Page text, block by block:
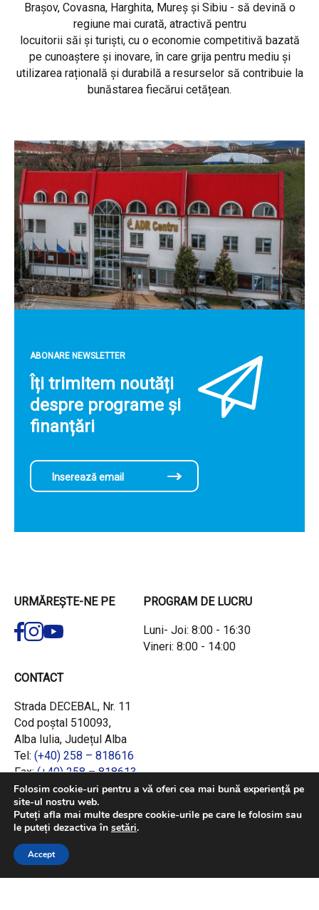
Brașov, Covasna, Harghita, Mureș și Sibiu - să devină o
regiune mai curată, atractivă pentru
locuitorii săi și turiști, cu o economie competitivă bazată
pe cunoaștere și inovare, în care grija pentru mediu și
utilizarea rațională și durabilă a resurselor să contribuie la
bunăstarea fiecărui cetățean.
ABONARE NEWSLETTER
Îți trimitem noutăți
despre programe și
finanțări
URMĂREȘTE-NE PE PROGRAM DE LUCRU
Luni- Joi: 8:00 - 16:30
Vineri: 8:00 - 14:00
CONTACT
Strada DECEBAL, Nr. 11
Cod poștal 510093,
Alba Iulia, Județul Alba
Tel: (+40) 258 – 818616
Fax:(+40) 258 – 818613
Email:office@adrcentru.ro
LINK-URI RAPIDE
Consiliul European
Jurnalul Oficial al Uniunii Europene
Folosim cookie-uri pentru a vă oferi cea mai bună experiență pe
site-ul nostru web.
Puteți afla mai multe despre cookie-urile pe care le folosim sau
le puteți dezactiva în setări.
Accept